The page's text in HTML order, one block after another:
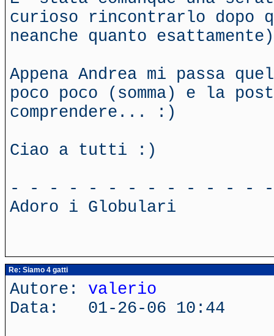
curioso rincontrarlo dopo
neanche quanto esattamente)
Appena Andrea mi passa
poco poco (somma) e la
comprendere... :)
Ciao a tutti :)
- - - - - - - - - - - - -
Adoro i Globulari
Re: Siamo 4 gatti
Autore: valerio
Data: 01-26-06 10:44